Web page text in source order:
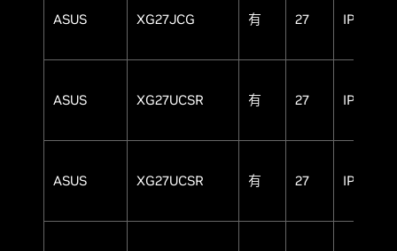
ASUS XG27JCG 有 27 IPS
ASUS XG27UCSR 有 27 IPS
ASUS XG27UCSR 有 27 IPS